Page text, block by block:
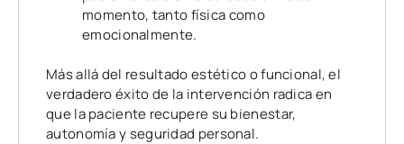
momento, tanto física como
emocionalmente.
Más allá del resultado estético o funcional, el
verdadero éxito de la intervención radica en
que la paciente recupere su bienestar,
autonomía y seguridad personal.